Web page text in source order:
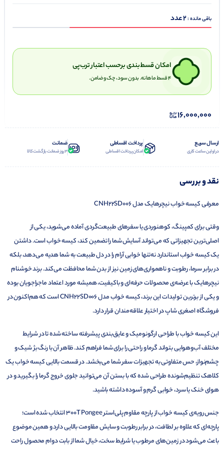
باقی مانده :2
امکان قسط‌بندی برحسب اعتبار ترب‌پی
۴ قسط ماهانه. بدون سود، چک و ضامن.
16,000,000
ارسال سریع
در اولین ساعت کاری
پرداخت اقساطی
امکان پرداخت اقساطی
ضمانت
3 روز ضمانت بازگشت کالا
نقد و بررسی
معرفی کیسه خواب نیچرهایک مدل CNH22SD006
وقتی برای کمپینگ، کوهنوردی یا سفرهای طبیعت‌گردی آماده می‌شوید، یکی از
اصلی‌ترین تجهیزاتی که می‌تواند آسایش شما را تضمین کند، کیسه خواب است. داشتن
یک کیسه خواب استاندارد نه‌تنها خوابی آرام را در دل طبیعت به شما هدیه می‌دهد، بلکه
در برابر سرما، رطوبت و ناهمواری‌های زمین نیز از بدن شما محافظت می‌کند. برند خوشنام
نیچرهایک با عرضه‌ی محصولات حرفه‌ای و باکیفیت، همیشه مورد اعتماد ماجراجویان بوده
و یکی از برترین تولیدات این برند، کیسه خواب مدل CNH22SD006 است که هم‌اکنون در
فروشگاه اصغری شاپ در اختیار علاقه‌مندان قرار دارد.
این کیسه خواب با طراحی ارگونومیک و عایق‌بندی پیشرفته ساخته شده تا در شرایط
مختلف آب‌وهوایی بتواند گرما و راحتی را برای شما فراهم کند. ظاهر آن با رنگ بژ شیک و
چشم‌نواز، حس متفاوتی به تجهیزات سفر شما می‌بخشد. در قسمت بالایی کیسه خواب یک
کلاهک تنظیم‌شونده طراحی شده که با بستن آن می‌توانید جلوی خروج گرما را بگیرید و در
هوای خنک یا سرد، خوابی گرم و آسوده داشته باشید.
جنس رویه‌ی کیسه خواب از پارچه مقاوم پلی‌استر 300T Pongee انتخاب شده است؛
پارچه‌ای که علاوه بر لطافت، در برابر رطوبت و سایش مقاومت بالایی دارد و همین موضوع
باعث می‌شود در زمین‌های مرطوب یا شرایط سخت، خیال شما از بابت دوام محصول راحت